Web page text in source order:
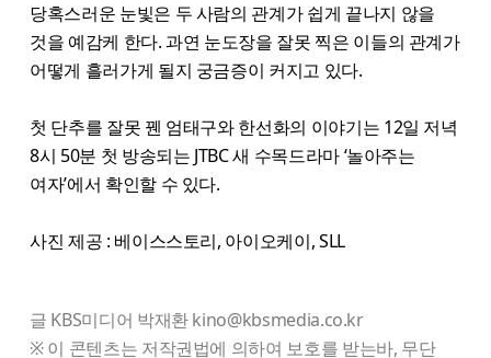
당혹스러운 눈빛은 두 사람의 관계가 쉽게 끝나지 않을
것을 예감케 한다. 과연 눈도장을 잘못 찍은 이들의 관계가
어떻게 흘러가게 될지 궁금증이 커지고 있다.
첫 단추를 잘못 꿴 엄태구와 한선화의 이야기는 12일 저녁
8시 50분 첫 방송되는 JTBC 새 수목드라마 ‘놀아주는
여자’에서 확인할 수 있다.
사진 제공 : 베이스스토리, 아이오케이, SLL
글 KBS미디어 박재환 kino@kbsmedia.co.kr
※ 이 콘텐츠는 저작권법에 의하여 보호를 받는바, 무단